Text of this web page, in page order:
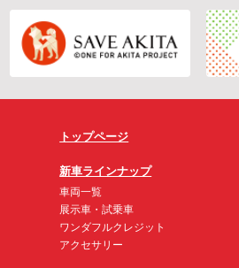
トップページ
新車ラインナップ
車両一覧
展示車・試乗車
ワンダフルクレジット
アクセサリー